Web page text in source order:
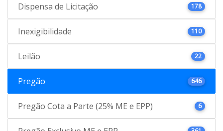
Dispensa de Licitação 178
Inexigibilidade 110
Leilão 22
Pregão 646
Pregão Cota a Parte (25% ME e EPP) 6